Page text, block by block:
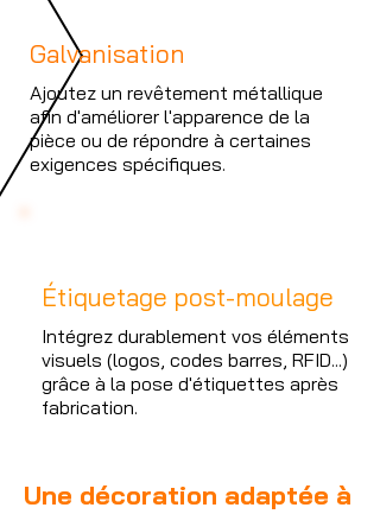
Galvanisation
Ajoutez un revêtement métallique
afin d'améliorer l'apparence de la
pièce ou de répondre à certaines
exigences spécifiques.
Étiquetage post-moulage
Intégrez durablement vos éléments
visuels (logos, codes barres, RFID...)
grâce à la pose d'étiquettes après
fabrication.
Une décoration adaptée à